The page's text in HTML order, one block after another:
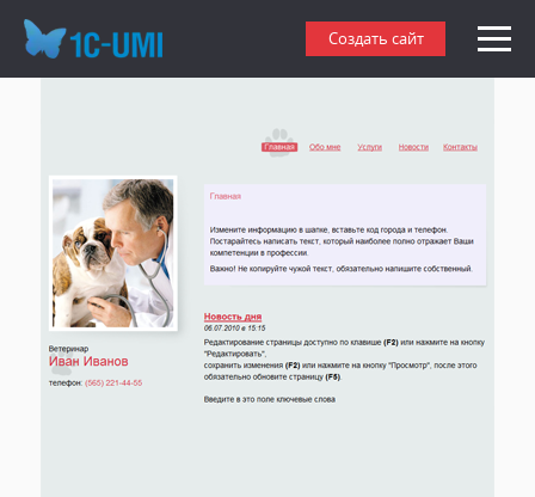
Создать сайт
Создать сайт ветеринара